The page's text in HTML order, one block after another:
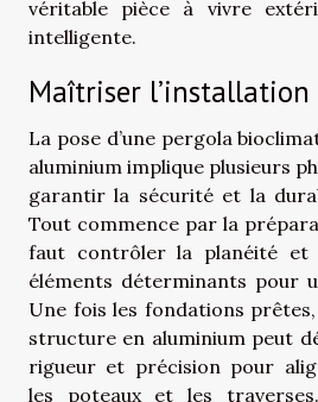
véritable pièce à vivre
intelligente.
Maîtriser
La pose d’une pergola
aluminium implique plusieurs
garantir la sécurité et la
Tout commence par la
faut contrôler la planéité et
éléments déterminants pour
Une fois les fondations prêtes,
structure en aluminium peut
rigueur et précision pour
les poteaux et les